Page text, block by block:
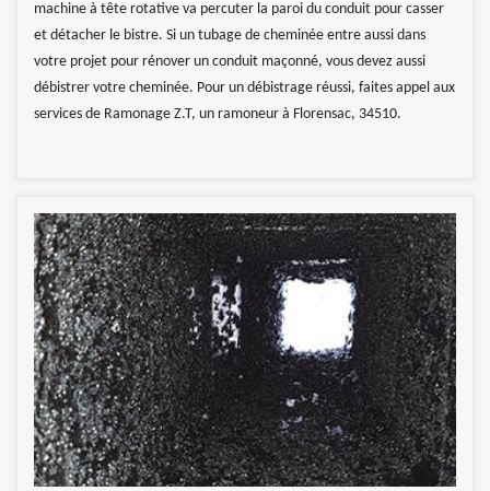
machine à tête rotative va percuter la paroi du conduit pour casser
et détacher le bistre. Si un tubage de cheminée entre aussi dans
votre projet pour rénover un conduit maçonné, vous devez aussi
débistrer votre cheminée. Pour un débistrage réussi, faites appel aux
services de Ramonage Z.T, un ramoneur à Florensac, 34510.